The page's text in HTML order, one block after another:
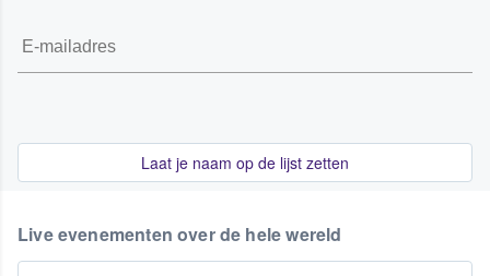
Laat je naam op de lijst zetten
Live evenementen over de hele wereld